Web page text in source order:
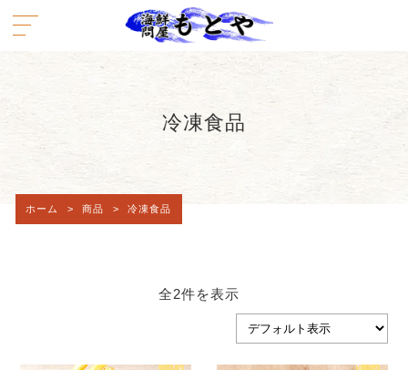
冷凍食品
ホーム > 商品 > 冷凍食品
全2件を表示